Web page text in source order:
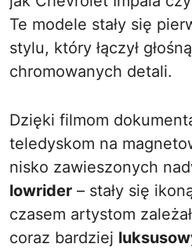
Te modele stały się
stylu, który łączył
chromowanych detali.
Dzięki filmom
teledyskom na
nisko zawieszonych
lowrider – stały się
czasem artystom
coraz bardziej